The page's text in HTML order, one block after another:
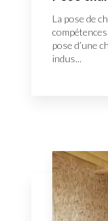
La pose de
pose d’une
indus...